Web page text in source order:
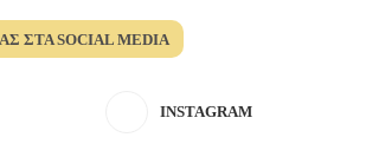
ΣΤΑ SOCIAL MEDIA
INSTAGRAM